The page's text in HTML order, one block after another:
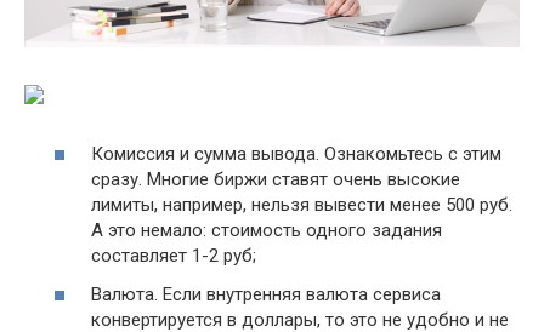
Комиссия и сумма вывода. Ознакомьтесь с этим
сразу. Многие биржи ставят очень высокие
лимиты, например, нельзя вывести менее 500 руб.
А это немало: стоимость одного задания
составляет 1-2 руб;
Валюта. Если внутренняя валюта сервиса
конвертируется в доллары, то это не удобно и не